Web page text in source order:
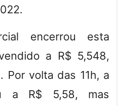
encerrou esta
a R$ 5,548,
Por volta das 11h, a
a R$ 5,58, mas